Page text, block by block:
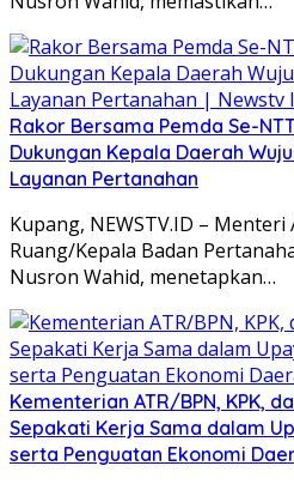
Rakor Bersama Pemda Se-
Dukungan Kepala Daerah
Layanan Pertanahan
Kupang, NEWSTV.ID –
Ruang/Kepala Badan
Nusron Wahid, menetapkan…
Kementerian ATR/BPN, KPK,
Sepakati Kerja Sama dalam
serta Penguatan Ekonomi